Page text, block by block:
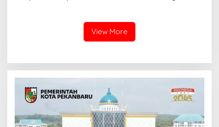
Sendayan
View More